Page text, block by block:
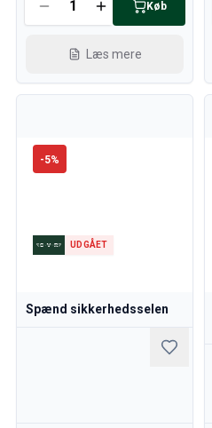
Køb
Læs mere
-5%
UDGÅET
Spænd sikkerhedsselen